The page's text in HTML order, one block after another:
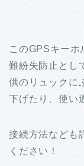
このGPSキーホ
難紛失防止とし
供のリュックに
下げたり、使い
接続方法なども
ください！